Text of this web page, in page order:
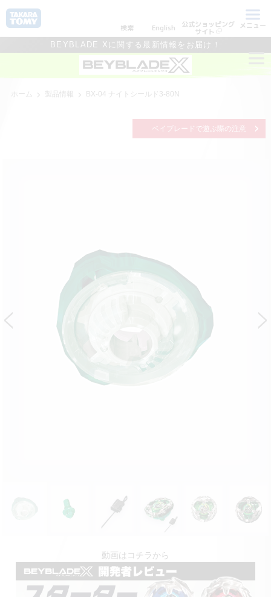
検索 English 公式ショッピング
サイト
メニュー
BEYBLADE Xに関する最新情報をお届け！
ホーム 製品情報 BX-04 ナイトシールド3-80N
ベイブレードで遊ぶ際の注意
動画はコチラから